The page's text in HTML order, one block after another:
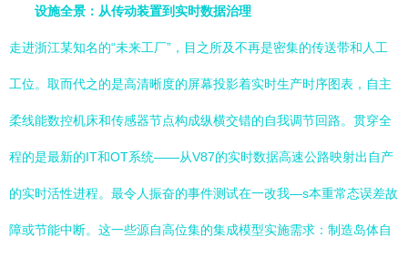
设施全景：从传动装置到实时数据治理
走进浙江某知名的“未来工厂”，目之所及不再是密集的传送带和人工
工位。取而代之的是高清晰度的屏幕投影着实时生产时序图表，自主
柔线能数控机床和传感器节点构成纵横交错的自我调节回路。贯穿全
程的是最新的IT和OT系统——从V87的实时数据高速公路映射出自产
的实时活性进程。最令人振奋的事件测试在一改我—s本重常态误差故
障或节能中断。这一些源自高位集的集成模型实施需求：制造岛体自